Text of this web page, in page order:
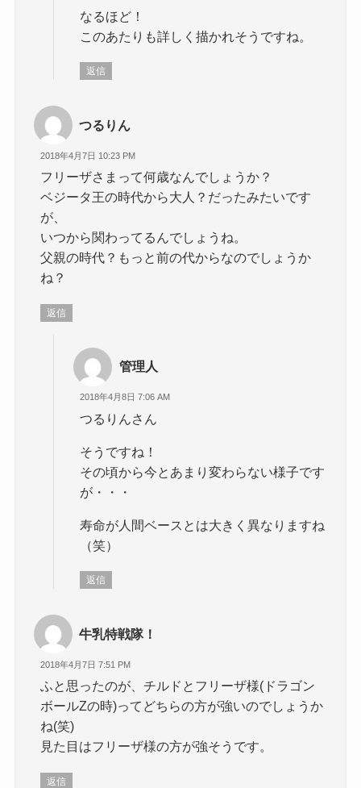
なるほど！
このあたりも詳しく描かれそうですね。
返信
つるりん
2018年4月7日 10:23 PM
フリーザさまって何歳なんでしょうか？
ベジータ王の時代から大人？だったみたいです
が、
いつから関わってるんでしょうね。
父親の時代？もっと前の代からなのでしょうか
ね？
返信
管理人
2018年4月8日 7:06 AM
つるりんさん
そうですね！
その頃から今とあまり変わらない様子です
が・・・
寿命が人間ベースとは大きく異なりますね
（笑）
返信
牛乳特戦隊！
2018年4月7日 7:51 PM
ふと思ったのが、チルドとフリーザ様(ドラゴン
ボールZの時)ってどちらの方が強いのでしょうか
ね(笑)
見た目はフリーザ様の方が強そうです。
返信